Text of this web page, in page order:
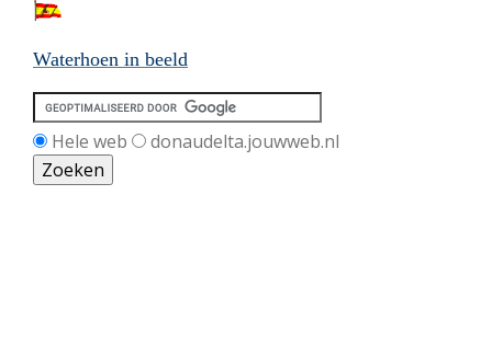
Waterhoen in beeld
Hele web donaudelta.jouwweb.nl